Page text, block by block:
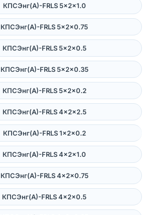
КПСЭнг(А)-FRLS 5×2×1.0
КПСЭнг(А)-FRLS 5×2×0.75
КПСЭнг(А)-FRLS 5×2×0.5
КПСЭнг(А)-FRLS 5×2×0.35
КПСЭнг(А)-FRLS 5×2×0.2
КПСЭнг(А)-FRLS 4×2×2.5
КПСЭнг(А)-FRLS 1×2×0.2
КПСЭнг(А)-FRLS 4×2×1.0
КПСЭнг(А)-FRLS 4×2×0.75
КПСЭнг(А)-FRLS 4×2×0.5